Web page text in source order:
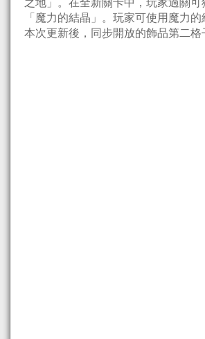
之地」。在全新關卡中，玩家過關
「魔力的結晶」。玩家可使用魔力
本次更新後，同步開放的飾品第二格